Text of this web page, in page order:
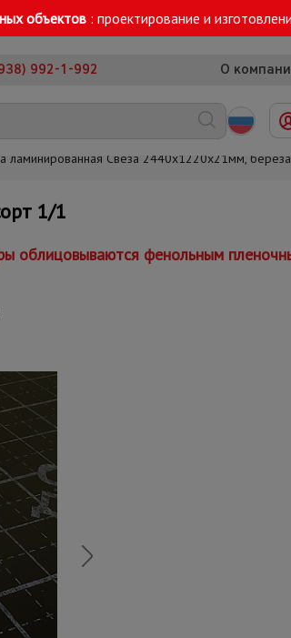
объектов : проектирование и
992-1-992 О
ламинированная Свеза 2440х1220х21мм,
1/1
фенольным